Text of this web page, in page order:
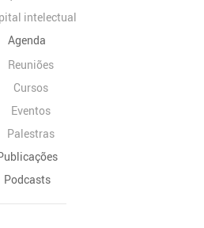
intelectual
Agenda
Reuniões
Cursos
Eventos
Palestras
Podcasts